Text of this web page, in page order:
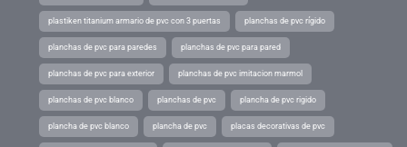
plastiken titanium armario de pvc con 3 puertas planchas de pvc rígido
planchas de pvc para paredes planchas de pvc para pared
planchas de pvc para exterior planchas de pvc imitacion marmol
planchas de pvc blanco planchas de pvc plancha de pvc rigido
plancha de pvc blanco plancha de pvc placas decorativas de pvc